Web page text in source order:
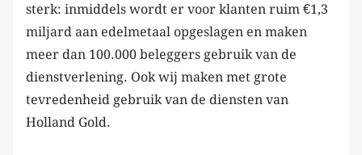
sterk: inmiddels wordt er voor klanten ruim €1,3
miljard aan edelmetaal opgeslagen en maken
meer dan 100.000 beleggers gebruik van de
dienstverlening. Ook wij maken met grote
tevredenheid gebruik van de diensten van
Holland Gold.